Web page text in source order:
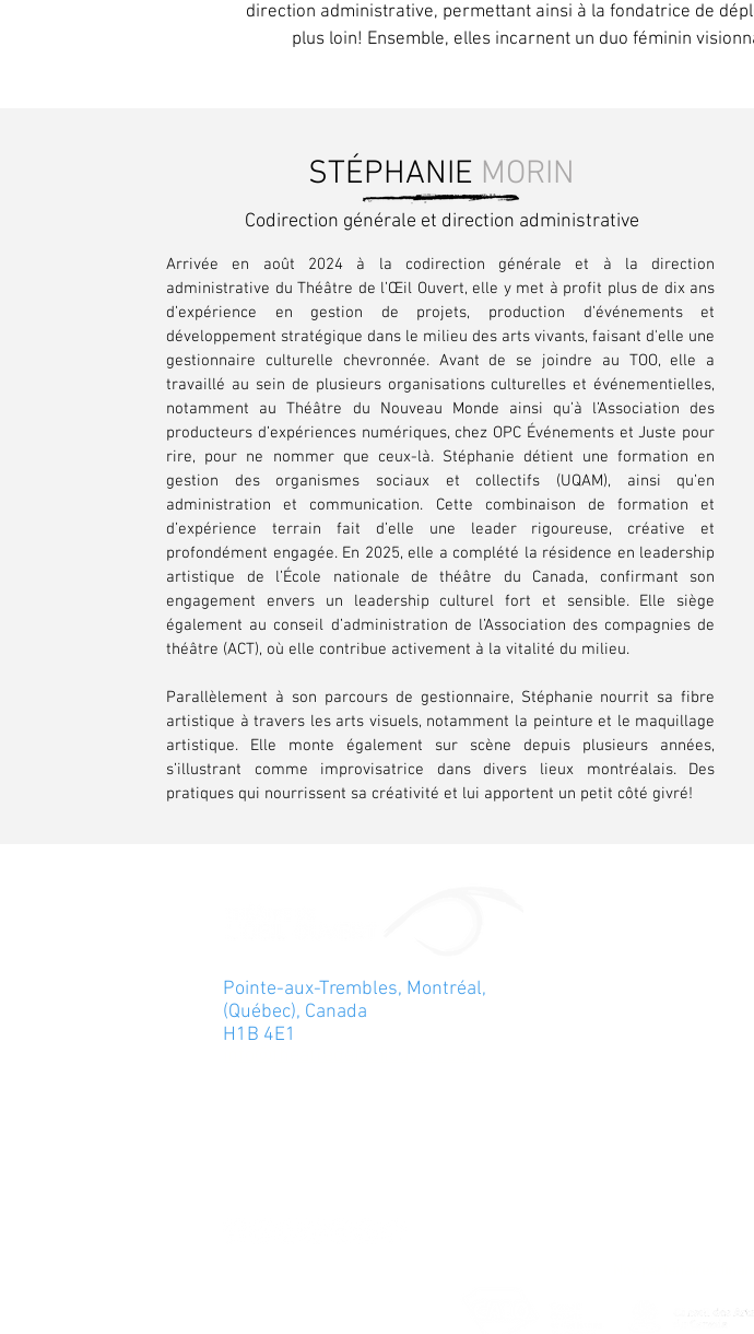
direction administrative, permettant ainsi à la fondatrice de
plus loin! Ensemble, elles incarnent un duo féminin
STÉPHANIE MORIN
Codirection générale et direction administrative
Arrivée en août 2024 à la codirection générale et à la direction
administrative du Théâtre de l’Œil Ouvert, elle y met à profit plus de dix ans
d’expérience en gestion de projets, production d’événements et
développement stratégique dans le milieu des arts vivants, faisant d'elle une
gestionnaire culturelle chevronnée. Avant de se joindre au TOO, elle a
travaillé au sein de plusieurs organisations culturelles et événementielles,
notamment au Théâtre du Nouveau Monde ainsi qu’à l’Association des
producteurs d’expériences numériques, chez OPC Événements et Juste pour
rire, pour ne nommer que ceux-là. Stéphanie détient une formation en
gestion des organismes sociaux et collectifs (UQAM), ainsi qu’en
administration et communication. Cette combinaison de formation et
d’expérience terrain fait d’elle une leader rigoureuse, créative et
profondément engagée. En 2025, elle a complété la résidence en leadership
artistique de l’École nationale de théâtre du Canada, confirmant son
engagement envers un leadership culturel fort et sensible. Elle siège
également au conseil d’administration de l’Association des compagnies de
théâtre (ACT), où elle contribue activement à la vitalité du milieu.
Parallèlement à son parcours de gestionnaire, Stéphanie nourrit sa fibre
artistique à travers les arts visuels, notamment la peinture et le maquillage
artistique. Elle monte également sur scène depuis plusieurs années,
s’illustrant comme improvisatrice dans divers lieux montréalais. Des
pratiques qui nourrissent sa créativité et lui apportent un petit côté givré!
Pointe-aux-Trembles, Montréal,
(Québec), Canada
H1B 4E1